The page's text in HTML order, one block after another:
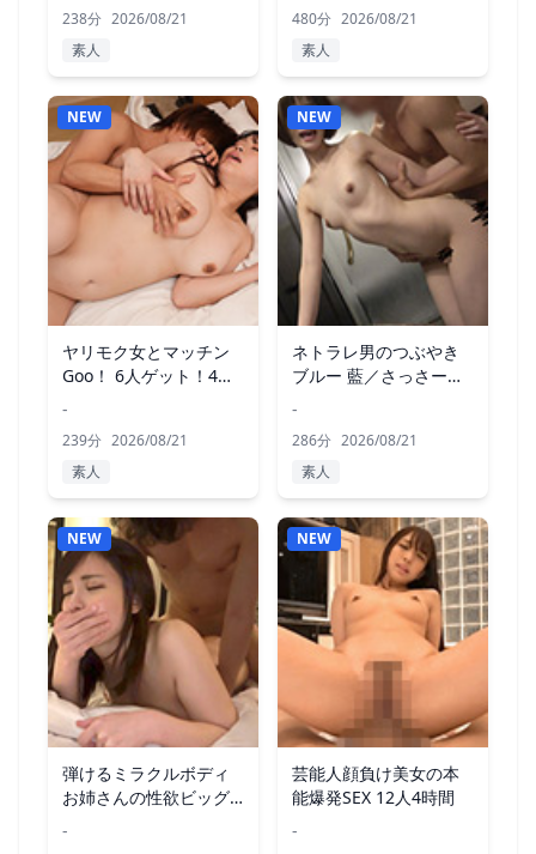
238分 2026/08/21
素人
480分 2026/08/21
素人
NEW
ヤリモク女とマッチン
Goo！ 6人ゲット！4時
-
239分 2026/08/21
素人
NEW
ネトラレ男のつぶやき
ブルー 藍／さっさー／
-
286分 2026/08/21
素人
NEW
弾けるミラクルボディ
お姉さんの性欲ビッグ
-
NEW
芸能人顔負け美女の本
能爆発SEX 12人4時間
-